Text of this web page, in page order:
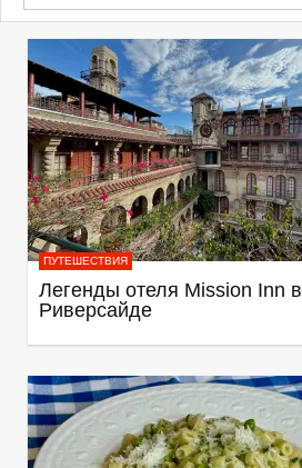
ПУТЕШЕСТВИЯ
Легенды отеля Mission Inn в
Риверсайде